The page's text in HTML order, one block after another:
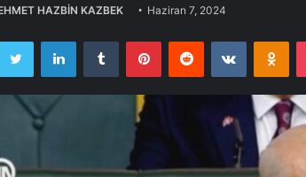
HAZBİN KAZBEK Haziran 7, 2024
Twitter LinkedInTumblr PinterestReddit VKontakte